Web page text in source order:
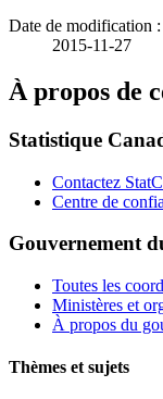
Date de modification :
2015-11-27
À propos de
Statistique
Contactez
Centre de
Gouvernement
Toutes les
Ministères et
À propos du
Thèmes et sujets